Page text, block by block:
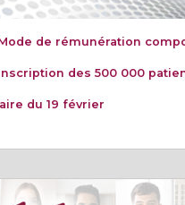
de rémunération
des 500 000
du 19 février